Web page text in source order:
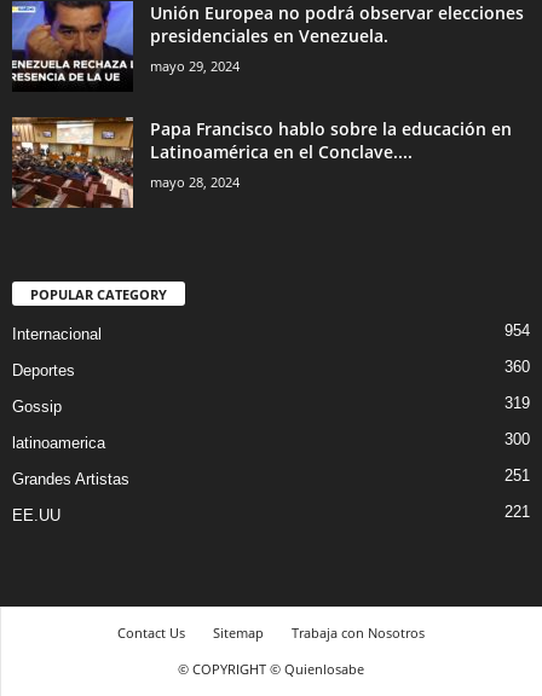
Unión Europea no podrá observar elecciones
presidenciales en Venezuela.
mayo 29, 2024
Papa Francisco hablo sobre la educación en
Latinoamérica en el Conclave....
mayo 28, 2024
POPULAR CATEGORY
Internacional 954
Deportes 360
Gossip 319
latinoamerica 300
Grandes Artistas 251
EE.UU 221
Contact Us Sitemap
Trabaja con Nosotros
© COPYRIGHT © Quienlosabe